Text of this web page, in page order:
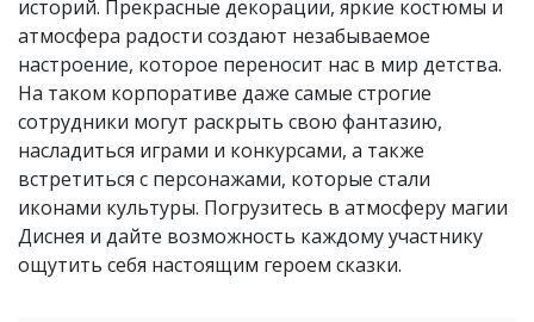
историй. Прекрасные декорации, яркие костюмы и
атмосфера радости создают незабываемое
настроение, которое переносит нас в мир детства.
На таком корпоративе даже самые строгие
сотрудники могут раскрыть свою фантазию,
насладиться играми и конкурсами, а также
встретиться с персонажами, которые стали
иконами культуры. Погрузитесь в атмосферу магии
Диснея и дайте возможность каждому участнику
ощутить себя настоящим героем сказки.